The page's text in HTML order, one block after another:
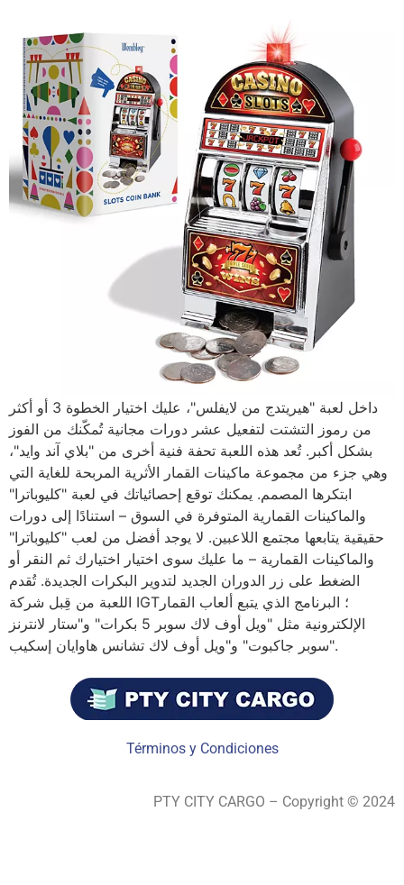
داخل لعبة "هيريتدج من لايفلس"، عليك اختيار الخطوة 3 أو أكثر
من رموز التشتت لتفعيل عشر دورات مجانية تُمكّنك من الفوز
بشكل أكبر. تُعد هذه اللعبة تحفة فنية أخرى من "بلاي آند وايد"،
وهي جزء من مجموعة ماكينات القمار الأثرية المربحة للغاية التي
ابتكرها المصمم. يمكنك توقع إحصائياتك في لعبة "كليوباترا"
والماكينات القمارية المتوفرة في السوق – استنادًا إلى دورات
حقيقية يتابعها مجتمع اللاعبين. لا يوجد أفضل من لعب "كليوباترا"
والماكينات القمارية – ما عليك سوى اختيار اختيارك ثم النقر أو
الضغط على زر الدوران الجديد لتدوير البكرات الجديدة. تُقدم
اللعبة من قِبل شركة IGT؛ البرنامج الذي يتبع ألعاب القمار
الإلكترونية مثل "ويل أوف لاك سوبر 5 بكرات" و"ستار لانترنز
سوبر جاكبوت" و"ويل أوف لاك تشانس هاوايان إسكيب".
Términos y Condiciones
PTY CITY CARGO – Copyright © 2024